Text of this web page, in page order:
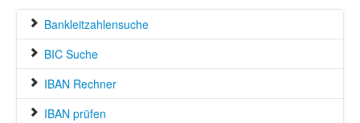
Bankleitzahlensuche
BIC Suche
IBAN Rechner
IBAN prüfen